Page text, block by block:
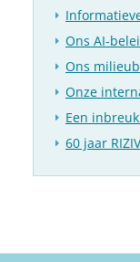
Ons AI-
Ons
Onze
Een
60 jaar